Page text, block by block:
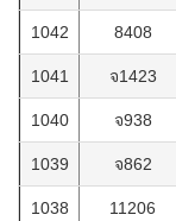
1042 8408
1041 จ1423
1040 จ938
1039 จ862
1038 11206